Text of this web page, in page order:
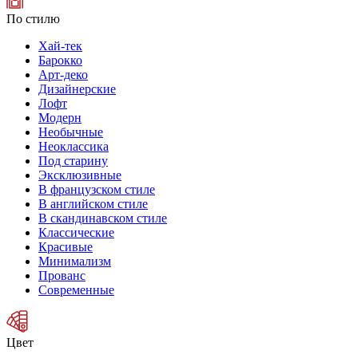
По стилю
Хай-тек
Барокко
Арт-деко
Дизайнерские
Лофт
Модерн
Необычные
Неоклассика
Под старину
Эксклюзивные
В французском стиле
В английском стиле
В скандинавском стиле
Классические
Красивые
Минимализм
Прованс
Современные
Цвет